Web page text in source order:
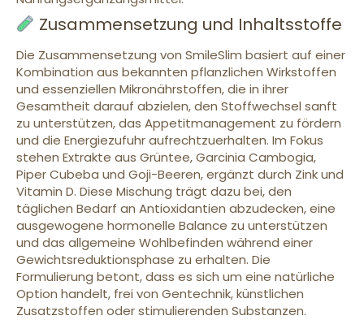
Zusammensetzung und Inhaltsstoffe
Die Zusammensetzung von SmileSlim basiert auf einer
Kombination aus bekannten pflanzlichen Wirkstoffen
und essenziellen Mikronährstoffen, die in ihrer
Gesamtheit darauf abzielen, den Stoffwechsel sanft
zu unterstützen, das Appetitmanagement zu fördern
und die Energiezufuhr aufrechtzuerhalten. Im Fokus
stehen Extrakte aus Grüntee, Garcinia Cambogia,
Piper Cubeba und Goji-Beeren, ergänzt durch Zink und
Vitamin D. Diese Mischung trägt dazu bei, den
täglichen Bedarf an Antioxidantien abzudecken, eine
ausgewogene hormonelle Balance zu unterstützen
und das allgemeine Wohlbefinden während einer
Gewichtsreduktionsphase zu erhalten. Die
Formulierung betont, dass es sich um eine natürliche
Option handelt, frei von Gentechnik, künstlichen
Zusatzstoffen oder stimulierenden Substanzen.